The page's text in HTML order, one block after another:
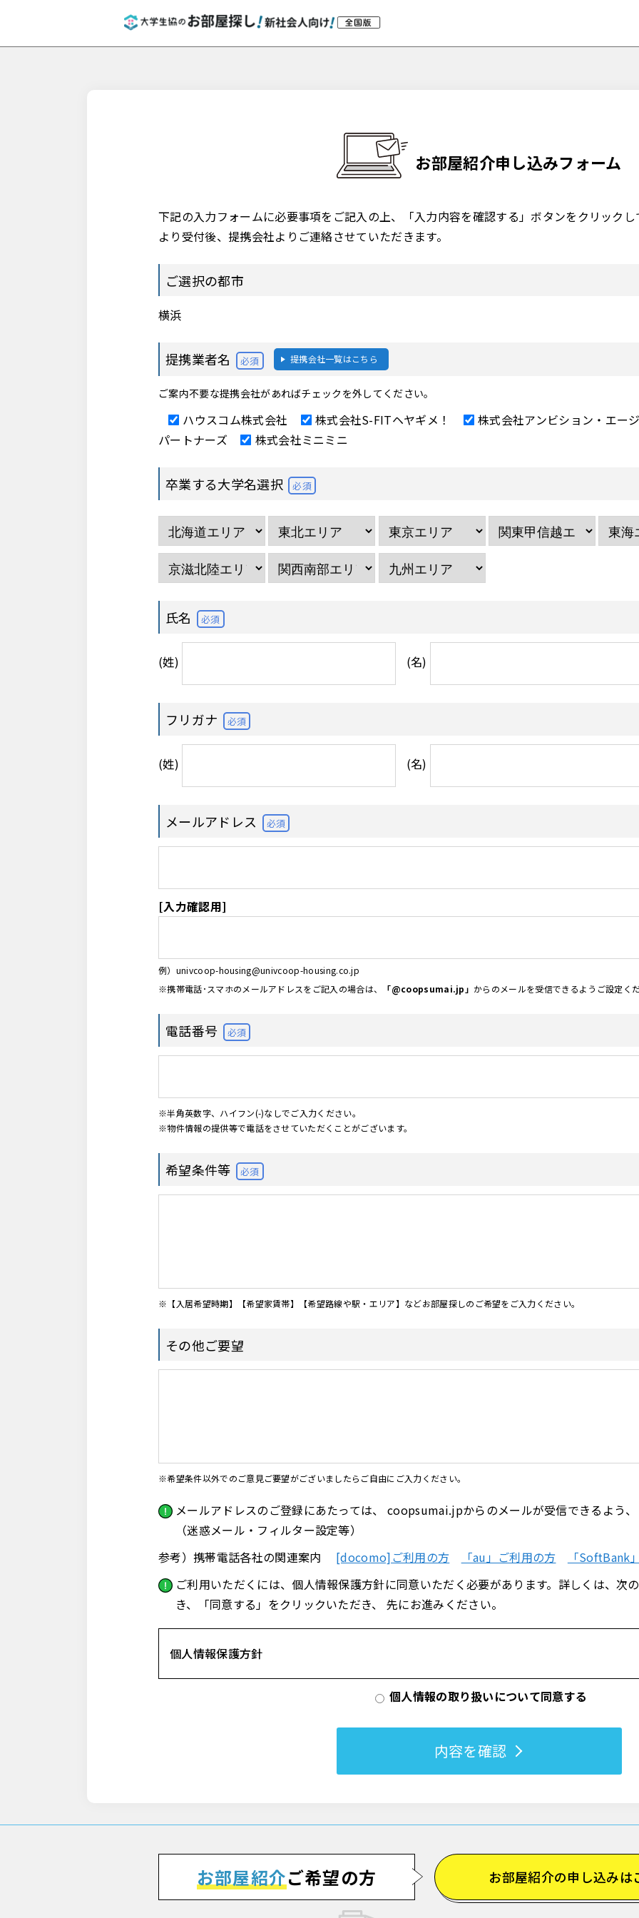
お部屋紹介申し込みフォーム
下記の入力フォームに必要事項をご記入の上、「入力内容を確認する」ボタンをクリック
より受付後、提携会社よりご連絡させていただきます。
ご選択の都市
横浜
提携業者名 必須 提携会社一覧はこちら
ご案内不要な提携会社があればチェックを外してください。
ハウスコム株式会社 株式会社S-FITヘヤギメ！
株式会社アンビション・エー
パートナーズ
株式会社ミニミニ
卒業する大学名選択 必須
氏名 必須
(姓) (名)
フリガナ 必須
(姓) (名)
メールアドレス 必須
[入力確認用]
例）univcoop-housing@univcoop-housing.co.jp
※携帯電話･スマホのメールアドレスをご記入の場合は、
「@coopsumai.jp」 からのメールを受信できるようご設定く
電話番号 必須
※半角英数字、ハイフン(-)なしでご入力ください。
※物件情報の提供等で電話をさせていただくことがございます。
希望条件等 必須
※【入居希望時期】【希望家賃帯】【希望路線や駅・エリア】などお部屋探しのご希望をご入力ください。
その他ご要望
※希望条件以外でのご意見ご要望がございましたらご自由にご入力ください。
メールアドレスのご登録にあたっては、 coopsumai.jpからのメールが受信できるよう
（迷惑メール・フィルター設定等）
参考）携帯電話各社の関連案内 [docomo]ご利用の方 「au」ご利用の方
「SoftBank
ご利用いただくには、個人情報保護方針に同意いただく必要があります。詳しくは、次
き、「同意する」をクリックいただき、 先にお進みください。
個人情報保護方針
個人情報の取り扱いについて同意する
内容を確認
お部屋紹介ご希望の方 お部屋紹介の申し込みは